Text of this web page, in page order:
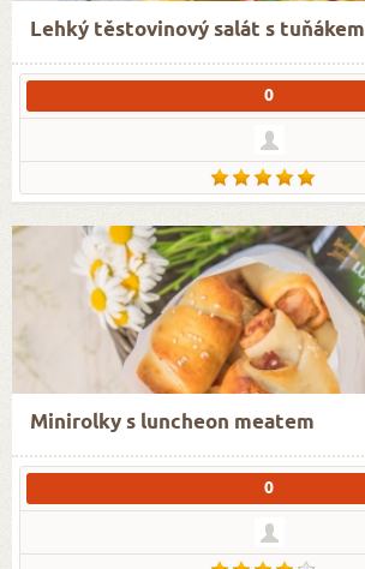
Lehký těstovinový salát s tuňákem
0
Minirolky s luncheon meatem
0